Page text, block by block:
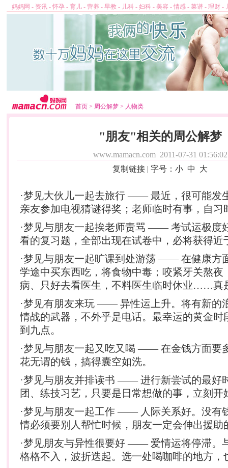
妈妈网 - 资讯 - 怀孕 - 育儿 - 营养 - 早教 - 儿科 - 妇科 - 美容 - 情感 - 菜谱 - 理财 -
首页 > 周公解梦 > 人物类
"朋友"相关的周公解梦
www.mamacn.com 2011-07-31 01:56:02
复制链接 | 字号： 小 中 大
·梦见大伙儿一起去旅行 —— 最近，很可能发
亲友参加电视猜谜得奖；老师临时有事，自习
·梦见与朋友一起挨老师责骂 —— 考试运极度
看的复习题，全部出现在试卷中，必将获得近
·梦见与朋友一起旷课到处游荡 —— 在健康方
学途中买东西吃，将食物中毒；咬紧牙关熬夜
病、只好去看医生，不料医生临时休业……真
·梦见有朋友来玩 —— 异性运上升。将有新的
情战的武器，不外乎是电话。最幸运的黄金时
到九点。
·梦见与朋友一起又吃又喝 —— 在金钱方面要
花无谓的钱，搞得囊空如洗。
·梦见与朋友并排读书 —— 进行新尝试的最好
团、练技习艺，只要是日常想做的事，立刻开
·梦见与朋友一起工作 —— 人际关系好。没有
情必须要别人帮忙时候，朋友一定会伸出援助
·梦见朋友与异性很要好 —— 爱情运将停滞。
格格不入，波折迭起。选一处喝咖啡的地方，